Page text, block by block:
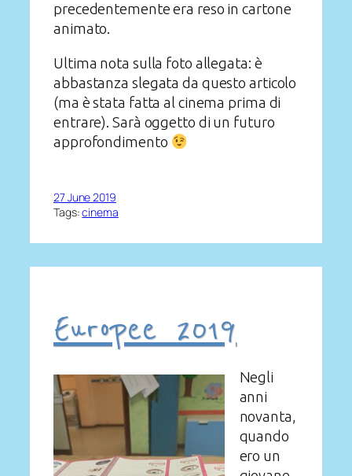
precedentemente era reso in cartone
animato.
Ultima nota sulla foto allegata: è
abbastanza slegata da questo articolo
(ma è stata fatta al cinema prima di
entrare). Sarà oggetto di un futuro
approfondimento
27 June 2019
Tags:cinema
Europee 2019
Negli
anni
novanta,
quando
ero un